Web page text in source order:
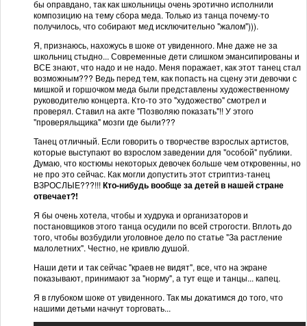
бы оправдано, так как школьницы очень эротично исполнили
композицию на тему сбора меда. Только из танца почему-то
получилось, что собирают мед исключительно "жалом"))).
Я, признаюсь, нахожусь в шоке от увиденного. Мне даже не за
школьниц стыдно... Современные дети слишком эмансипированы и
ВСЕ знают, что надо и не надо. Меня поражает, как этот танец стал
возможным??? Ведь перед тем, как попасть на сцену эти девочки с
мишкой и горшочком меда были представлены художественному
руководителю концерта. Кто-то это "художество" смотрел и
проверял. Ставил на акте "Позволяю показать"!! У этого
"проверяльщика" мозги где были???
Танец отличный. Если говорить о творчестве взрослых артистов,
которые выступают во взрослом заведении для "особой" публики.
Думаю, что костюмы некоторых девочек больше чем откровенны, но
не про это сейчас. Как могли допустить этот стриптиз-танец
ВЗРОСЛЫЕ???!!!Кто-нибудь вообще за детей в нашей стране
отвечает?!
Я бы очень хотела, чтобы и худрука и организаторов и
постановщиков этого танца осудили по всей строгости. Вплоть до
того, чтобы возбудили уголовное дело по статье "За растление
малолетних". Честно, не кривлю душой.
Наши дети и так сейчас "краев не видят", все, что на экране
показывают, принимают за "норму", а тут еще и танцы... капец.
Я в глубоком шоке от увиденного. Так мы докатимся до того, что
нашими детьми начнут торговать...